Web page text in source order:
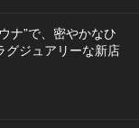
ナ”で、密やかなひ
グジュアリーな新店